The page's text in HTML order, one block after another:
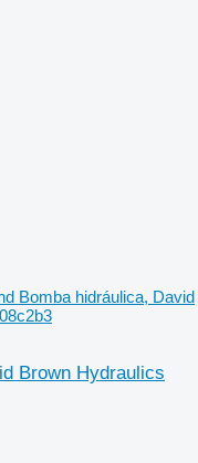
Bomba hidráulica, David
Brown Hydraulics